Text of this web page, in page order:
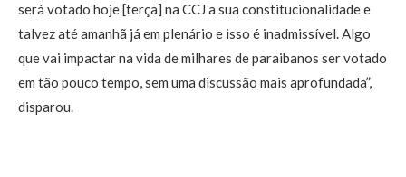
será votado hoje [terça] na CCJ a sua constitucionalidade e
talvez até amanhã já em plenário e isso é inadmissível. Algo
que vai impactar na vida de milhares de paraibanos ser votado
em tão pouco tempo, sem uma discussão mais aprofundada”,
disparou.